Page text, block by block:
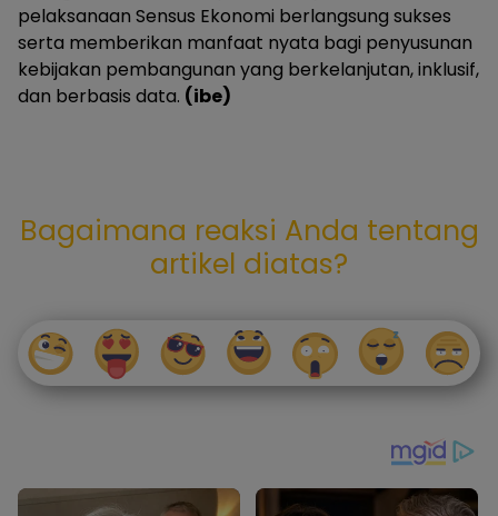
pelaksanaan Sensus Ekonomi berlangsung sukses
serta memberikan manfaat nyata bagi penyusunan
kebijakan pembangunan yang berkelanjutan, inklusif,
dan berbasis data. (ibe)
Bagaimana reaksi Anda tentang
artikel diatas?